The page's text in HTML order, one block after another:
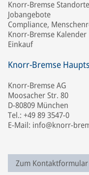
Knorr-Bremse
Jobangebote
Compliance,
Knorr-Bremse Kalender
Einkauf
Knorr-Bremse
Knorr-Bremse AG
Moosacher Str. 80
D-80809 München
Tel.: +49 89 3547-0
E-Mail: info@knorr-
Zum Kontaktformular